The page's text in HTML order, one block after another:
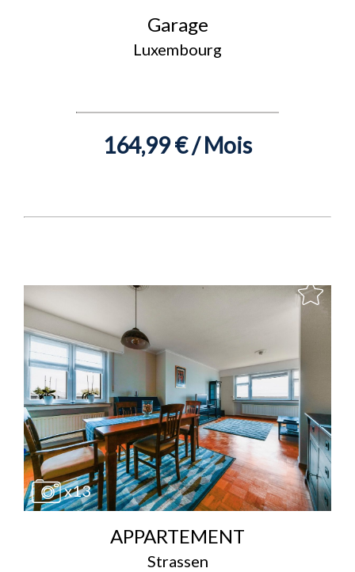
Garage
Luxembourg
164,99 € / Mois
x13
APPARTEMENT
Strassen